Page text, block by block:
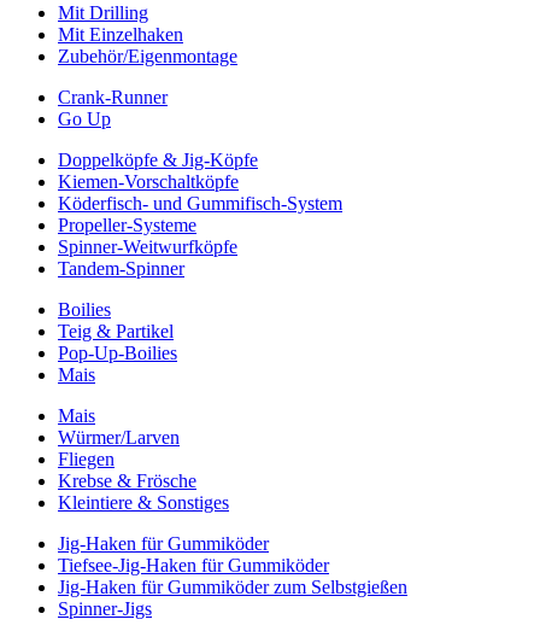
Mit Drilling
Mit Einzelhaken
Zubehör/Eigenmontage
Crank-Runner
Go Up
Doppelköpfe & Jig-Köpfe
Kiemen-Vorschaltköpfe
Köderfisch- und Gummifisch-System
Propeller-Systeme
Spinner-Weitwurfköpfe
Tandem-Spinner
Boilies
Teig & Partikel
Pop-Up-Boilies
Mais
Mais
Würmer/Larven
Fliegen
Krebse & Frösche
Kleintiere & Sonstiges
Jig-Haken für Gummiköder
Tiefsee-Jig-Haken für Gummiköder
Jig-Haken für Gummiköder zum Selbstgießen
Spinner-Jigs